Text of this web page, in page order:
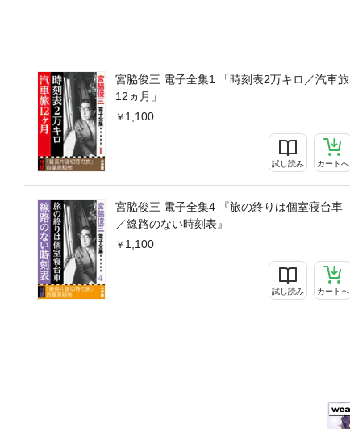
宮脇俊三 電子全集1 「時刻表2万キロ／汽車旅
12ヵ月」
1,100
試し読み カートへ
宮脇俊三 電子全集4 『旅の終りは個室寝台車
／線路のない時刻表』
1,100
試し読み カートへ